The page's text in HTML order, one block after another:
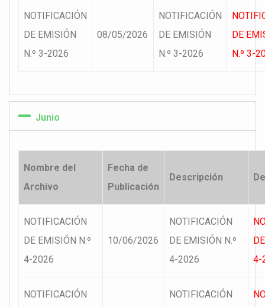
NOTIFICACIÓN
DE EMISIÓN
N.º 3-2026
08/05/2026
NOTIFICACIÓN
DE EMISIÓN
N.º 3-2026
DE
N.º 3-
Junio
Nombre del
Archivo
Fecha de
Publicación
Descripción
NOTIFICACIÓN
DE EMISIÓN N.º
4-2026
10/06/2026
NOTIFICACIÓN
DE EMISIÓN N.º
4-2026
4-
NOTIFICACIÓN
NOTIFICACIÓN